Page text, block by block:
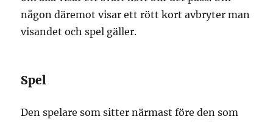
någon däremot visar ett rött kort avbryter man
visandet och spel gäller.
Spel
Den spelare som sitter närmast före den som